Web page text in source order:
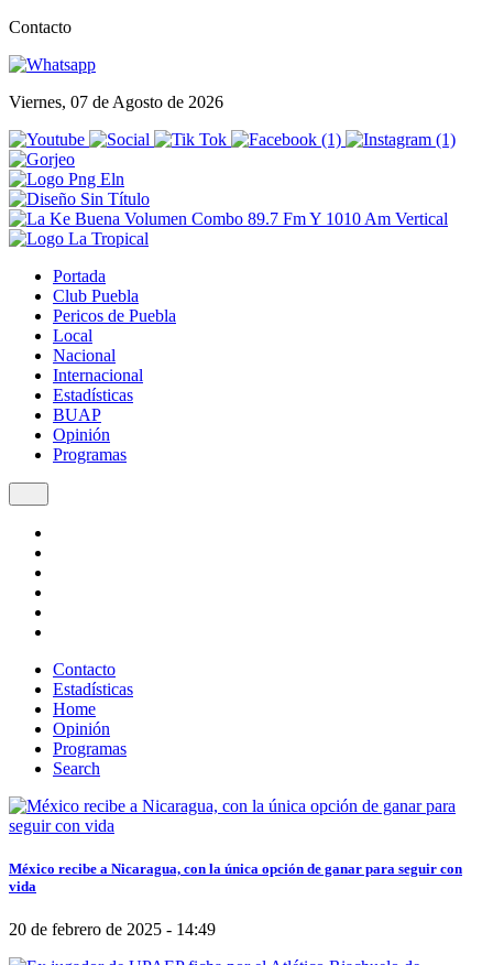
Contacto
Viernes, 07 de Agosto de 2026
Portada
Club Puebla
Pericos de Puebla
Local
Nacional
Internacional
Estadísticas
BUAP
Opinión
Programas
Contacto
Estadísticas
Home
Opinión
Programas
Search
México recibe a Nicaragua, con la única opción de ganar para seguir con
vida
20 de febrero de 2025 - 14:49